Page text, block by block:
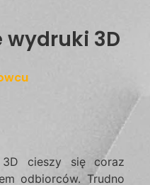
wydruki 3D
cieszy się coraz
odbiorców. Trudno